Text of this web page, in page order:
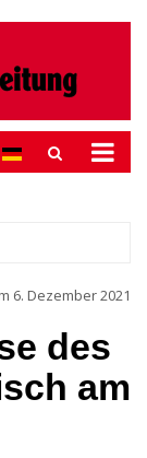
6. Dezember 2021
des
am